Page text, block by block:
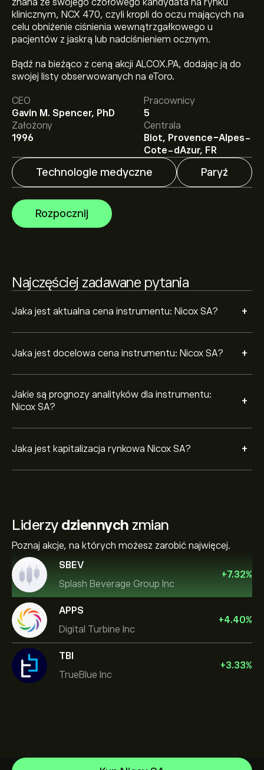
znana ze swojego czołowego kandydata na rynku
klinicznym, NCX 470, czyli kropli do oczu mających na
celu obniżenie ciśnienia wewnątrzgałkowego u
pacjentów z jaskrą lub nadciśnieniem ocznym.
Bądź na bieżąco z ceną akcji ALCOX.PA, dodając ją do
swojej listy obserwowanych na eToro.
CEO
Gavin M. Spencer, PhD
Pracownicy
5
Założony
1996
Centrala
Biot, Provence-Alpes-
Cote-dAzur, FR
Technologie medyczne Paryż
Rozpocznij
Najczęściej zadawane pytania
Jaka jest aktualna cena instrumentu: Nicox SA? +
Aktualna cena instrumentu: ALCOX.PA wynosi 0.3815‎€‎.
Jaka jest docelowa cena instrumentu: Nicox SA? +
Średnia cena docelowa dla instrumentu: Nicox SA
wynosi 0.3815‎€‎.Zarejestruj sięna eToro, aby poznać
szczegółowe prognozy analityków i ceny docelowe.
Jakie są prognozy analityków dla instrumentu:
Nicox SA?
+
Analitycy oferują prognozy dla instrumentu: Nicox SA w
oparciu o trendy rynkowe, raporty finansowe i
przewidywany wzrost. Sprawdź najnowsze prognozy
Jaka jest kapitalizacja rynkowa Nicox SA? +
Liderzy dziennych zmian
Poznaj akcje, na których możesz zarobić najwięcej.
SBEV
Splash Beverage Group Inc
+7.32%
APPS
Digital Turbine Inc
+4.40%
TBI
TrueBlue Inc
+3.33%
NVIDIA Corporation